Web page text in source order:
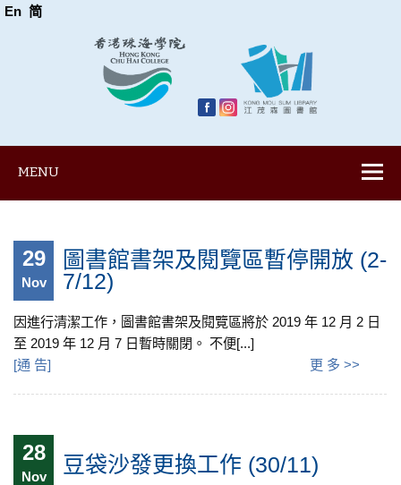
En 简
MENU
29
Nov
圖書館書架及閱覽區暫停開放 (2-
7/12)
因進行清潔工作，圖書館書架及閱覽區將於 2019 年 12 月 2 日
至 2019 年 12 月 7 日暫時關閉。 不便[...]
[通 告] 更 多 >>
28
Nov 豆袋沙發更換工作 (30/11)